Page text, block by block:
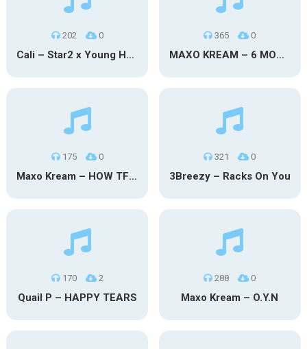
202 0
Cali – Star2 x Young Henny
365 0
MAXO KREAM – 6 MONTHS CLEAN
175 0
Maxo Kream – HOW TF I’M LUCKY
321 0
3Breezy – Racks On You
170 2
Quail P – HAPPY TEARS
288 0
Maxo Kream – O.Y.N